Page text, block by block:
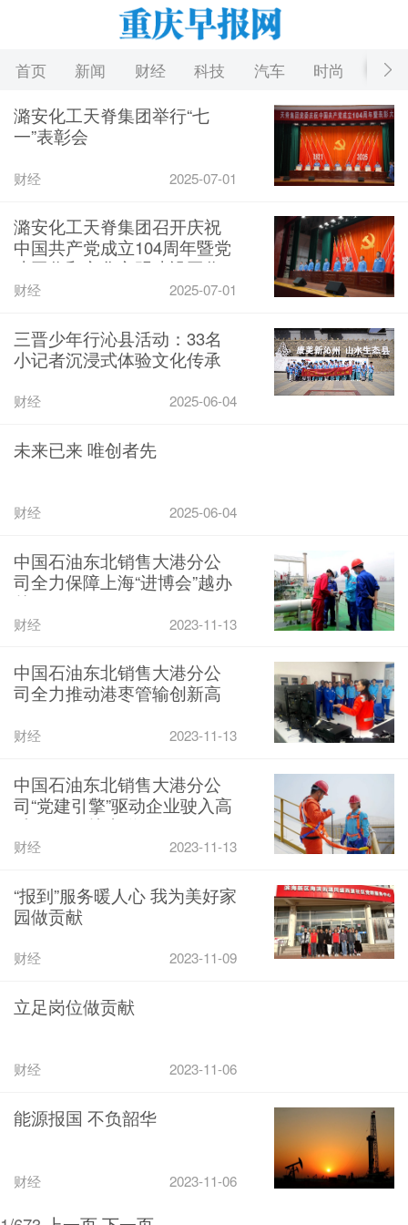
首页 新闻 财经 科技 汽车 时尚 游戏
潞安化工天脊集团举行“七
一”表彰会
2025-07-01
财经
潞安化工天脊集团召开庆祝
中国共产党成立104周年暨党
建工作和文化文明建设工作
表彰大会
2025-07-01
财经
三晋少年行沁县活动：33名
小记者沉浸式体验文化传承
2025-06-04
财经
未来已来 唯创者先
2025-06-04
财经
中国石油东北销售大港分公
司全力保障上海“进博会”越办
越好
2023-11-13
财经
中国石油东北销售大港分公
司全力推动港枣管输创新高
2023-11-13
财经
中国石油东北销售大港分公
司“党建引擎”驱动企业驶入高
质量发展“快车道”
2023-11-13
财经
“报到”服务暖人心 我为美好家
园做贡献
2023-11-09
财经
立足岗位做贡献
2023-11-06
财经
能源报国 不负韶华
2023-11-06
财经